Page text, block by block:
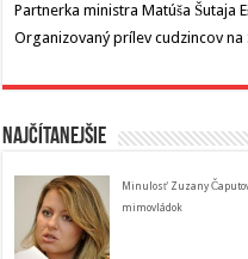
Partnerka ministra Matúša Šutaja
Organizovaný prílev cudzincov na
Najčítanejšie
Minulosť Zuzany
mimovládok